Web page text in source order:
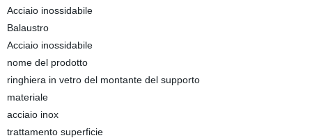
Acciaio inossidabile
Balaustro
Acciaio inossidabile
nome del prodotto
ringhiera in vetro del montante del supporto
materiale
acciaio inox
trattamento superficie